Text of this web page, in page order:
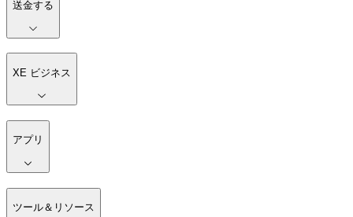
送金する
XE ビジネス
アプリ
ツール＆リソース